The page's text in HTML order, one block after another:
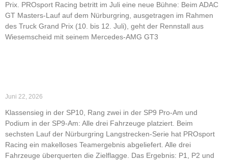
Prix. PROsport Racing betritt im Juli eine neue Bühne: Beim ADAC
GT Masters-Lauf auf dem Nürburgring, ausgetragen im Rahmen
des Truck Grand Prix (10. bis 12. Juli), geht der Rennstall aus
Wiesemscheid mit seinem Mercedes-AMG GT3
Juni 22, 2026
Klassensieg in der SP10, Rang zwei in der SP9 Pro-Am und
Podium in der SP9-Am: Alle drei Fahrzeuge platziert. Beim
sechsten Lauf der Nürburgring Langstrecken-Serie hat PROsport
Racing ein makelloses Teamergebnis abgeliefert. Alle drei
Fahrzeuge überquerten die Zielflagge. Das Ergebnis: P1, P2 und